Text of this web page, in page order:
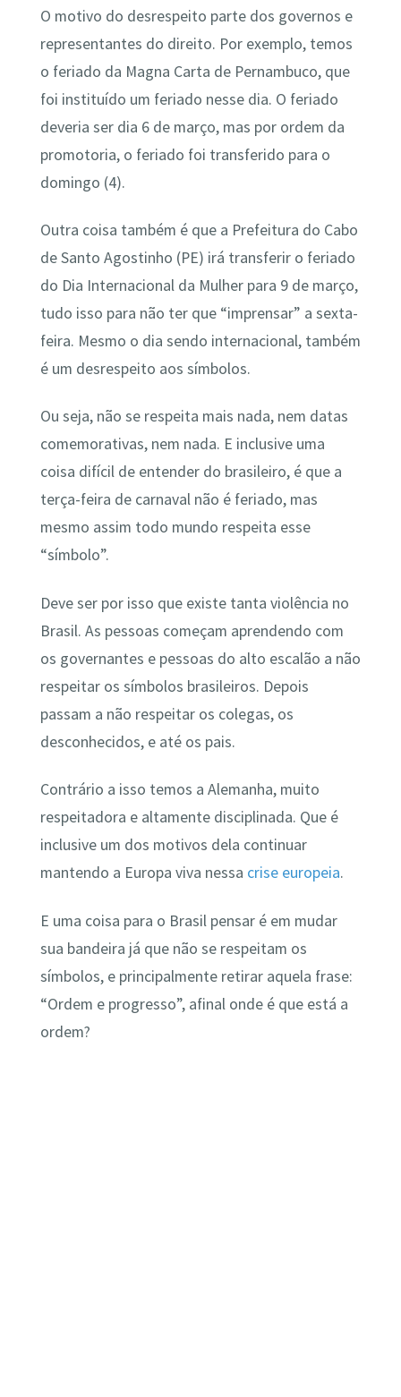
O motivo do desrespeito parte dos governos e
representantes do direito. Por exemplo, temos
o feriado da Magna Carta de Pernambuco, que
foi instituído um feriado nesse dia. O feriado
deveria ser dia 6 de março, mas por ordem da
promotoria, o feriado foi transferido para o
domingo (4).
Outra coisa também é que a Prefeitura do Cabo
de Santo Agostinho (PE) irá transferir o feriado
do Dia Internacional da Mulher para 9 de março,
tudo isso para não ter que “imprensar” a sexta-
feira. Mesmo o dia sendo internacional, também
é um desrespeito aos símbolos.
Ou seja, não se respeita mais nada, nem datas
comemorativas, nem nada. E inclusive uma
coisa difícil de entender do brasileiro, é que a
terça-feira de carnaval não é feriado, mas
mesmo assim todo mundo respeita esse
“símbolo”.
Deve ser por isso que existe tanta violência no
Brasil. As pessoas começam aprendendo com
os governantes e pessoas do alto escalão a não
respeitar os símbolos brasileiros. Depois
passam a não respeitar os colegas, os
desconhecidos, e até os pais.
Contrário a isso temos a Alemanha, muito
respeitadora e altamente disciplinada. Que é
inclusive um dos motivos dela continuar
mantendo a Europa viva nessa crise europeia.
E uma coisa para o Brasil pensar é em mudar
sua bandeira já que não se respeitam os
símbolos, e principalmente retirar aquela frase:
“Ordem e progresso”, afinal onde é que está a
ordem?